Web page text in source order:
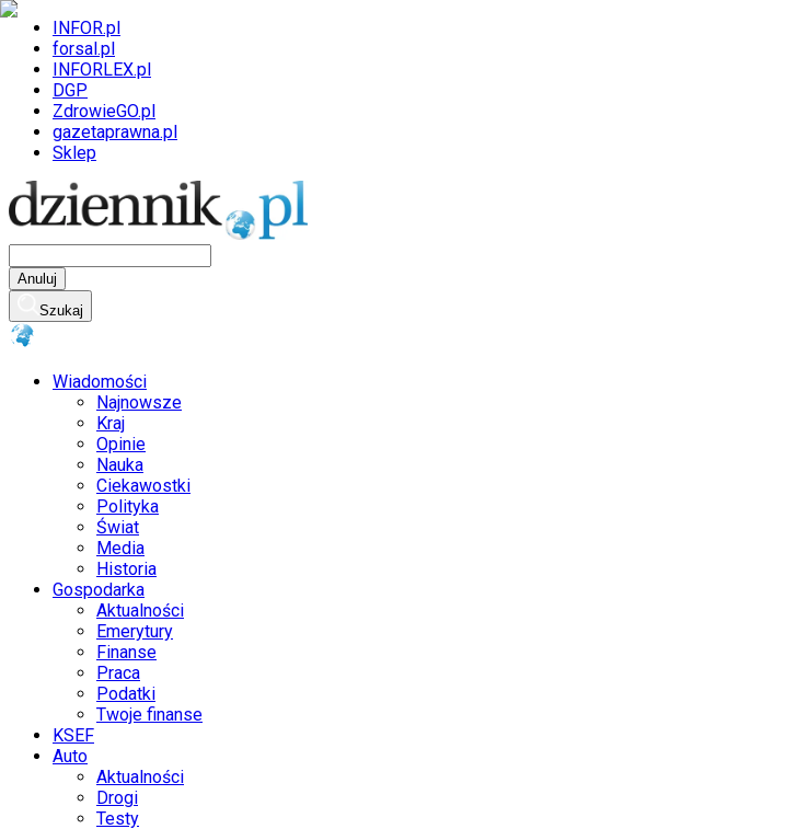
INFOR.pl
forsal.pl
INFORLEX.pl
DGP
ZdrowieGO.pl
gazetaprawna.pl
Sklep
Anuluj
Szukaj
Wiadomości
Najnowsze
Kraj
Opinie
Nauka
Ciekawostki
Polityka
Świat
Media
Historia
Gospodarka
Aktualności
Emerytury
Finanse
Praca
Podatki
Twoje finanse
KSEF
Auto
Aktualności
Drogi
Testy